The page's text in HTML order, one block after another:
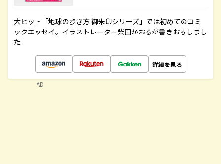
大ヒット「地球の歩き方 御朱印シリーズ」では初めてのコミ
ックエッセイ。イラストレーター柴田かおるが書きおろしまし
た
詳細を見る
AD